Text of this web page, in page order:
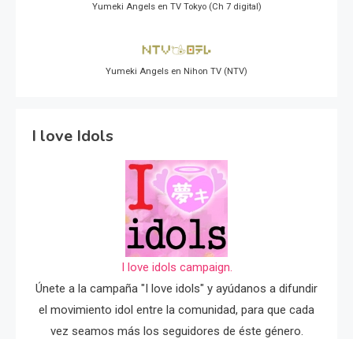
Yumeki Angels en TV Tokyo (Ch 7 digital)
Yumeki Angels en Nihon TV (NTV)
I love Idols
I love idols campaign.
Únete a la campaña "I love idols" y ayúdanos a difundir
el movimiento idol entre la comunidad, para que cada
vez seamos más los seguidores de éste género.